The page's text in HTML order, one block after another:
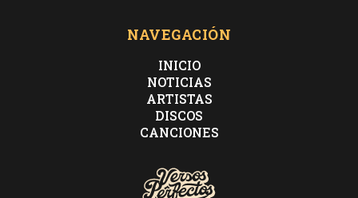
NAVEGACIÓN
INICIO
NOTICIAS
ARTISTAS
DISCOS
CANCIONES